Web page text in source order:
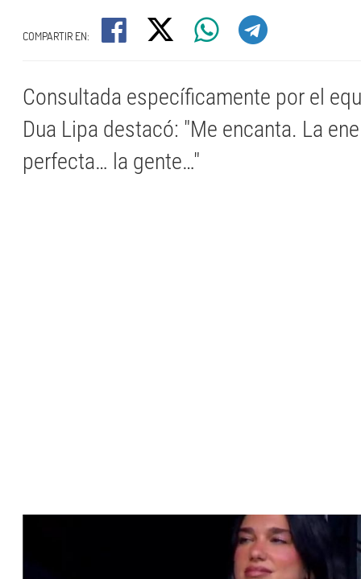
COMPARTIR EN:
Consultada específicamente por el
Dua Lipa destacó: "Me encanta. La
perfecta… la gente…"